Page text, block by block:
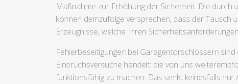
Maßnahme zur Erhöhung der Sicherheit. Die
können demzufolge versprechen, dass der Tausch
Erzeugnisse, welche Ihren
Fehlerbeseitigungen bei Garagentorschlössern
Einbruchsversuche handelt: die von uns
funktionsfähig zu machen. Das senkt keinesfalls